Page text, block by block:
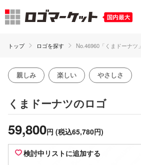
トップ ロゴを探す No.46960「くまドーナツ」
親しみ 楽しい やさしさ
くまドーナツのロゴ
59,800円 (税込65,780円)
検討中リストに追加する